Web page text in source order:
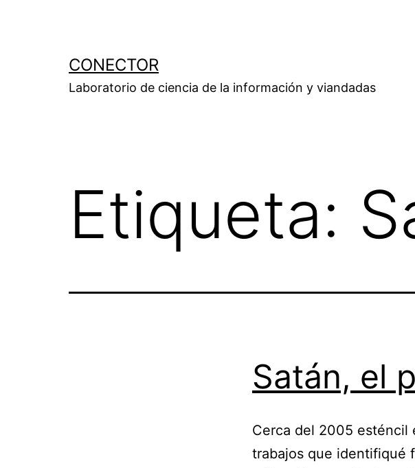
CONECTOR
Laboratorio de ciencia de la información y viandadas
Etiqueta:
Satán, el
Cerca del 2005 esténcil
trabajos que identifiqué